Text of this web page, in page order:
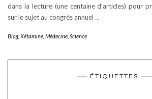
dans la lecture (une centaine d’articles) pour
sur le sujet au congrès annuel …
Blog, Kétamine Médecine Science
ÉTIQUETTES